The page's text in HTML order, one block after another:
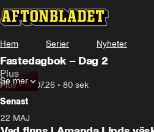
Hem Serier Nyheter
Fastedagbok – Dag 2
Plus
Plus•02.07.26 • 80 sek
Se mer
Senast
Plus
22 MAJ